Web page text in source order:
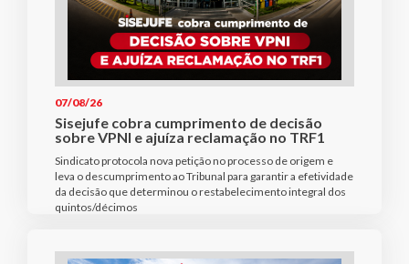
07/08/26
Sisejufe cobra cumprimento de decisão
sobre VPNI e ajuíza reclamação no TRF1
Sindicato protocola nova petição no processo de origem e
leva o descumprimento ao Tribunal para garantir a efetividade
da decisão que determinou o restabelecimento integral dos
quintos/décimos